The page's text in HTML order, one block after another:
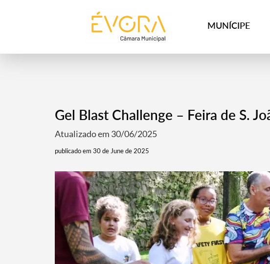
MUNÍCIPE
Gel Blast Challenge – Feira de S.
Atualizado em 30/06/2025
publicado em 30 de June de 2025